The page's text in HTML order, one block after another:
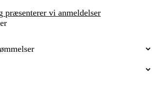
præsenterer vi anmeldelser